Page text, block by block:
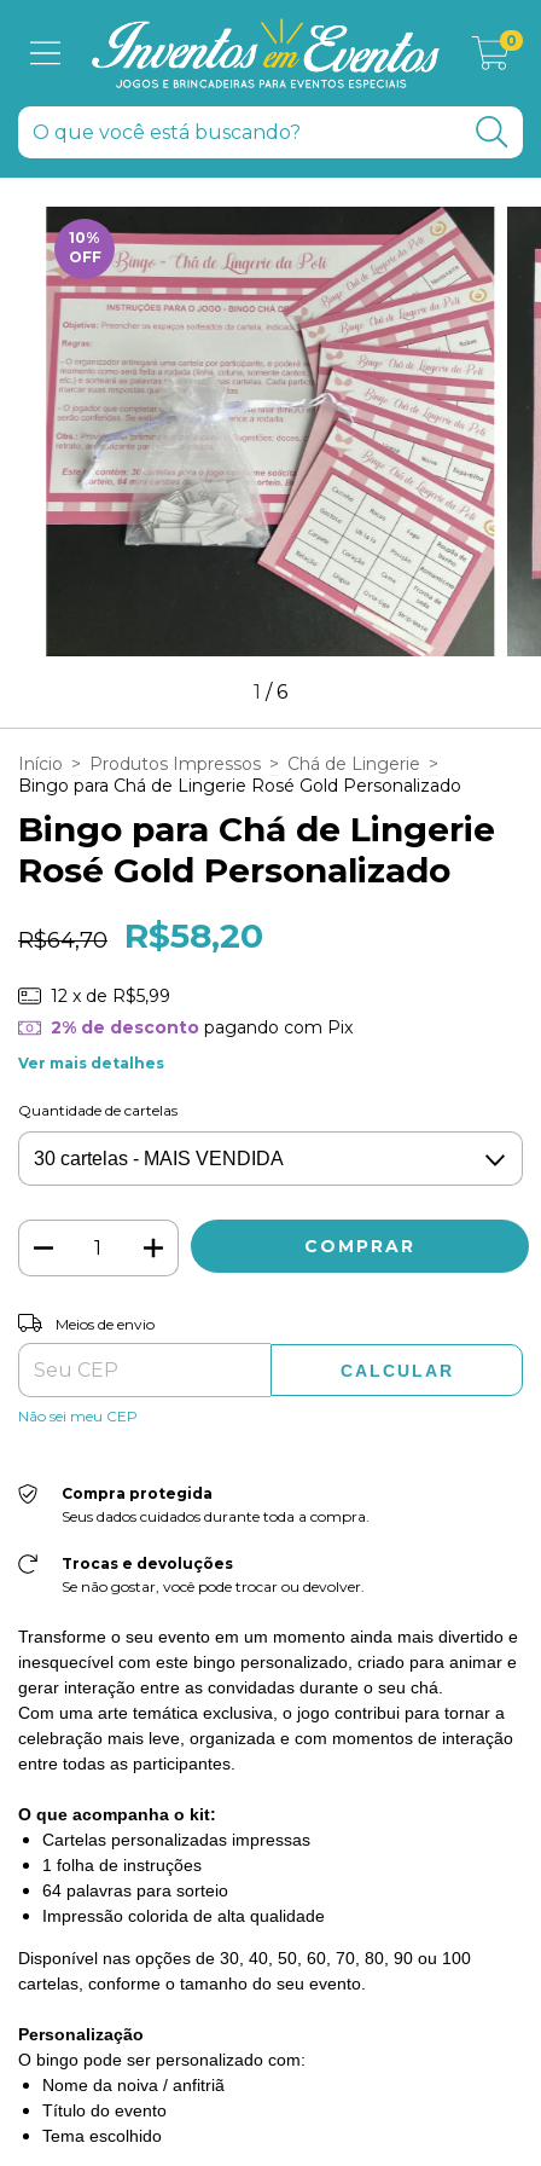
0
10%
OFF
1 /6
Início > Produtos Impressos > Chá de Lingerie >
Bingo para Chá de Lingerie Rosé Gold Personalizado
Bingo para Chá de Lingerie
Rosé Gold Personalizado
R$64,70 R$58,20
12 x de R$5,99
2% de descontopagando com Pix
Ver mais detalhes
Quantidade de cartelas
Entregas para o CEP:
Meios de envio
CALCULAR
Não sei meu CEP
Compra protegida
Seus dados cuidados durante toda a compra.
Trocas e devoluções
Se não gostar, você pode trocar ou devolver.
Transforme o seu evento em um momento ainda mais divertido e
inesquecível com este bingo personalizado, criado para animar e
gerar interação entre as convidadas durante o seu chá.
Com uma arte temática exclusiva, o jogo contribui para tornar a
celebração mais leve, organizada e com momentos de interação
entre todas as participantes.
O que acompanha o kit:
Cartelas personalizadas impressas
1 folha de instruções
64 palavras para sorteio
Impressão colorida de alta qualidade
Disponível nas opções de 30, 40, 50, 60, 70, 80, 90 ou 100
cartelas, conforme o tamanho do seu evento.
Personalização
O bingo pode ser personalizado com:
Nome da noiva / anfitriã
Título do evento
Tema escolhido